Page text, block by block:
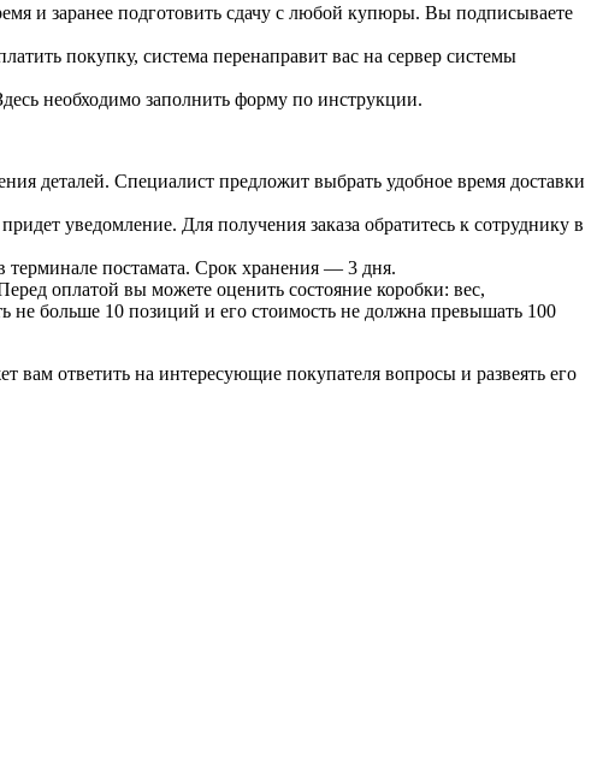
и заранее подготовить сдачу с любой купюры. Вы подписываете
покупку, система перенаправит вас на сервер системы
необходимо заполнить форму по инструкции.
деталей. Специалист предложит выбрать удобное время доставки
уведомление. Для получения заказа обратитесь к сотруднику в
терминале постамата. Срок хранения — 3 дня.
оплатой вы можете оценить состояние коробки: вес,
не больше 10 позиций и его стоимость не должна превышать 100
ответить на интересующие покупателя вопросы и развеять его